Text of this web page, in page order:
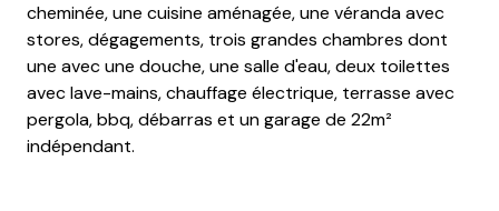
cheminée, une cuisine aménagée, une véranda avec
stores, dégagements, trois grandes chambres dont
une avec une douche, une salle d'eau, deux toilettes
avec lave-mains, chauffage électrique, terrasse avec
pergola, bbq, débarras et un garage de 22m²
indépendant.